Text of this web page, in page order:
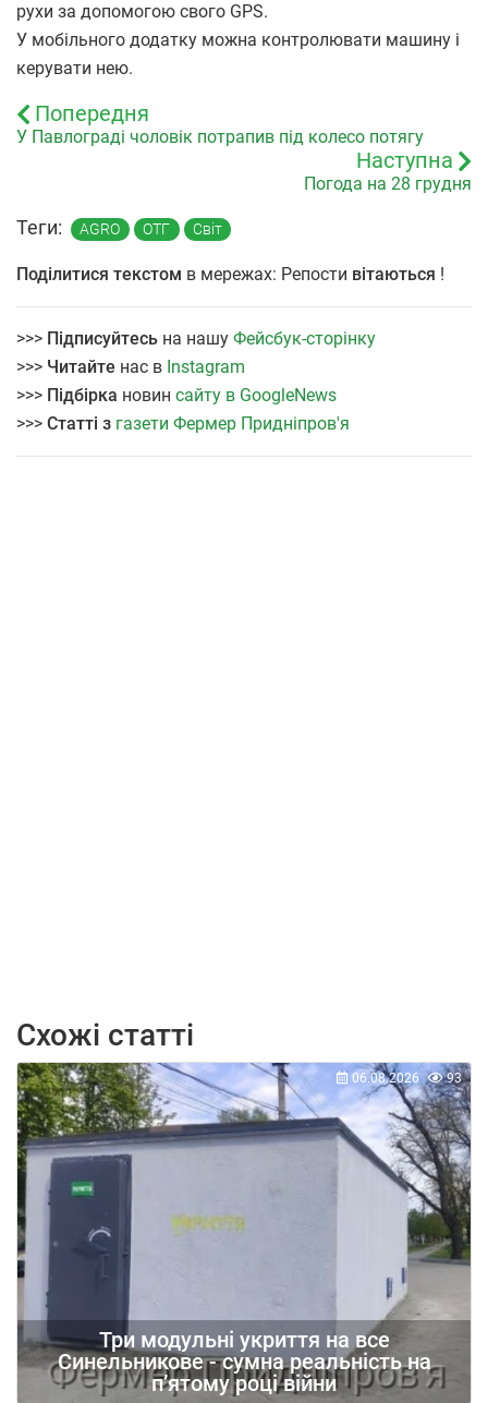
рухи за допомогою свого GPS.
У мобільного додатку можна контролювати машину і
керувати нею.
Попередня
У Павлограді чоловік потрапив під колесо потягу
Наступна
Погода на 28 грудня
Теги: AGRO ОТГ Світ
Поділитися текстом в мережах: Репости вітаються !
>>> Підписуйтесь на нашу Фейсбук-сторінку
>>> Читайте нас в Instagram
>>> Підбірка новин сайту в GoogleNews
>>> Статті з газети Фермер Придніпров'я
Схожі статті
Три модульні укриття на все
Синельникове - сумна реальність на
п’ятому році війни
06.08.2026 93